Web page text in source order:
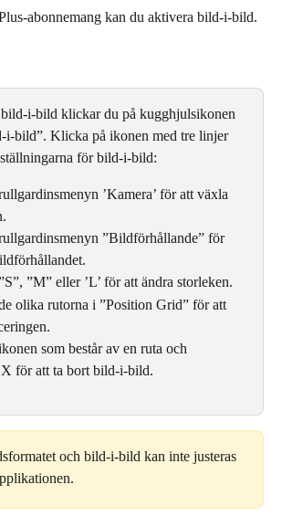
abonnemang kan du aktivera bild-i-bild.
i-bild klickar du på kugghjulsikonen
i-bild”. Klicka på ikonen med tre linjer
för bild-i-bild:
’Kamera’ för att växla
”Bildförhållande” för
”M” eller ’L’ för att ändra storleken.
olika rutorna i ”Position Grid” för att
som består av en ruta och
för att ta bort bild-i-bild.
och bild-i-bild kan inte justeras